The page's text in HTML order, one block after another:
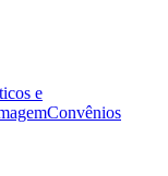
e
Convênios